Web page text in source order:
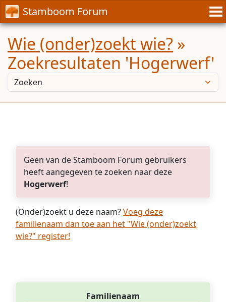
Stamboom Forum
Wie (onder)zoekt wie? »
Zoekresultaten 'Hogerwerf'
Geen van de Stamboom Forum gebruikers
heeft aangegeven te zoeken naar deze
Hogerwerf!
(Onder)zoekt u deze naam?Voeg deze
familienaam dan toe aan het "Wie (onder)zoekt
wie?" register!
Familienaam